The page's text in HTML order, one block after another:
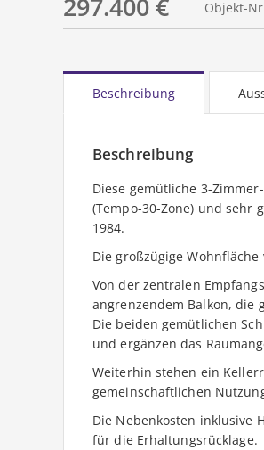
297.400 € Objekt-
Beschreibung
Beschreibung
Diese gemütliche 3-
(Tempo-30-Zone) und sehr
1984.
Die großzügige
Von der zentralen
angrenzendem Balkon, die
Die beiden gemütlichen
und ergänzen das
Weiterhin stehen ein
gemeinschaftlichen
Die Nebenkosten inklusive
für die Erhaltungsrücklage.